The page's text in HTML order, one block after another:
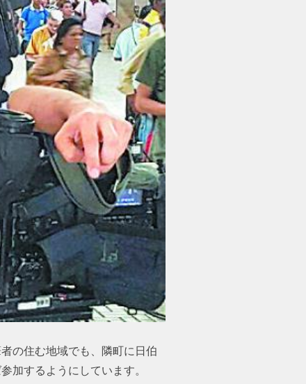
の住む地域でも、隣町に日伯
加するようにしています。